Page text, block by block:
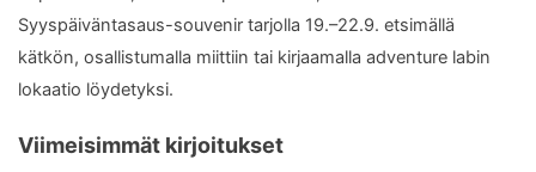
Syyspäiväntasaus-souvenir tarjolla 19.–22.9. etsimällä
kätkön, osallistumalla miittiin tai kirjaamalla adventure labin
lokaatio löydetyksi.
Viimeisimmät kirjoitukset